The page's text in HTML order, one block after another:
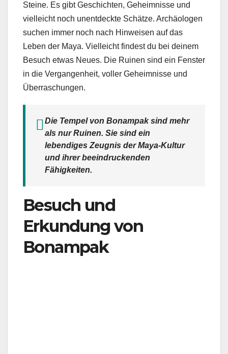
Steine. Es gibt Geschichten, Geheimnisse und
vielleicht noch unentdeckte Schätze. Archäologen
suchen immer noch nach Hinweisen auf das
Leben der Maya. Vielleicht findest du bei deinem
Besuch etwas Neues. Die Ruinen sind ein Fenster
in die Vergangenheit, voller Geheimnisse und
Überraschungen.
Die Tempel von Bonampak sind mehr
als nur Ruinen. Sie sind ein
lebendiges Zeugnis der Maya-Kultur
und ihrer beeindruckenden
Fähigkeiten.
Besuch und
Erkundung von
Bonampak